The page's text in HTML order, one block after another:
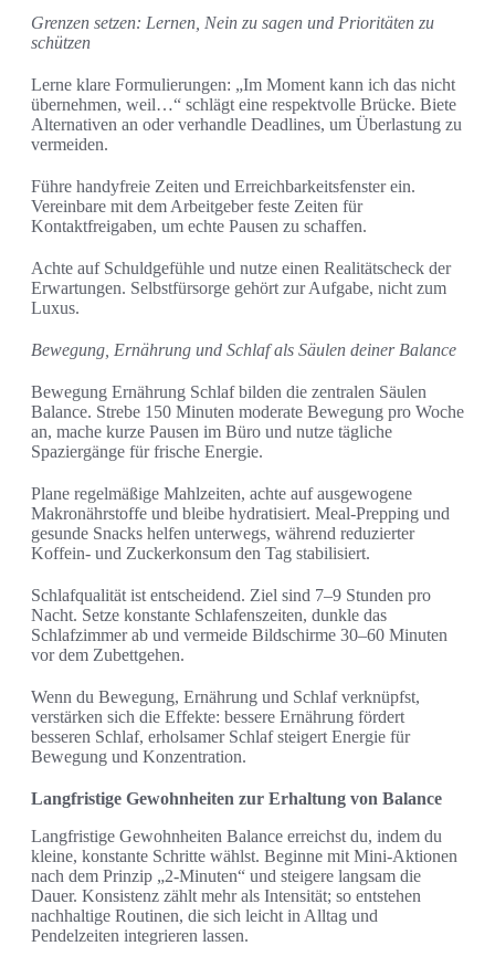
Grenzen setzen: Lernen, Nein zu sagen und Prioritäten zu
schützen
Lerne klare Formulierungen: „Im Moment kann ich das nicht
übernehmen, weil…“ schlägt eine respektvolle Brücke. Biete
Alternativen an oder verhandle Deadlines, um Überlastung zu
vermeiden.
Führe handyfreie Zeiten und Erreichbarkeitsfenster ein.
Vereinbare mit dem Arbeitgeber feste Zeiten für
Kontaktfreigaben, um echte Pausen zu schaffen.
Achte auf Schuldgefühle und nutze einen Realitätscheck der
Erwartungen. Selbstfürsorge gehört zur Aufgabe, nicht zum
Luxus.
Bewegung, Ernährung und Schlaf als Säulen deiner Balance
Bewegung Ernährung Schlaf bilden die zentralen Säulen
Balance. Strebe 150 Minuten moderate Bewegung pro Woche
an, mache kurze Pausen im Büro und nutze tägliche
Spaziergänge für frische Energie.
Plane regelmäßige Mahlzeiten, achte auf ausgewogene
Makronährstoffe und bleibe hydratisiert. Meal-Prepping und
gesunde Snacks helfen unterwegs, während reduzierter
Koffein- und Zuckerkonsum den Tag stabilisiert.
Schlafqualität ist entscheidend. Ziel sind 7–9 Stunden pro
Nacht. Setze konstante Schlafenszeiten, dunkle das
Schlafzimmer ab und vermeide Bildschirme 30–60 Minuten
vor dem Zubettgehen.
Wenn du Bewegung, Ernährung und Schlaf verknüpfst,
verstärken sich die Effekte: bessere Ernährung fördert
besseren Schlaf, erholsamer Schlaf steigert Energie für
Bewegung und Konzentration.
Langfristige Gewohnheiten zur Erhaltung von Balance
Langfristige Gewohnheiten Balance erreichst du, indem du
kleine, konstante Schritte wählst. Beginne mit Mini-Aktionen
nach dem Prinzip „2-Minuten“ und steigere langsam die
Dauer. Konsistenz zählt mehr als Intensität; so entstehen
nachhaltige Routinen, die sich leicht in Alltag und
Pendelzeiten integrieren lassen.